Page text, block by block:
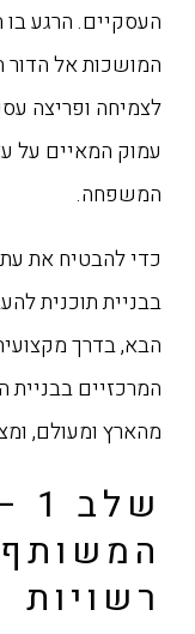
העסקיים. הרגע
המושכות אל הדור
לצמיחה ופריצה
עמוק המאיים על
המשפחה.
כדי להבטיח את
בבניית תוכנית
הבא, בדרך
המרכזיים בבניית
מהארץ ומעולם,
רשויות